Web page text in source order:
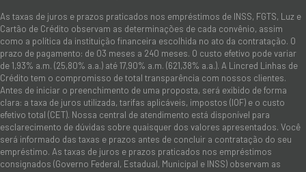
As taxas de juros e prazos praticados nos empréstimos de INSS, FGTS, Luz e
Cartão de Crédito observam as determinações de cada convênio, assim
como a política da instituição financeira escolhida no ato da contratação. O
prazo de pagamento: de 03 meses a 240 meses. O custo efetivo pode variar
de 1,93% a.m. (25,80% a.a.) até 17,90% a.m. (621,38% a.a.). A Lincred Linhas de
Crédito tem o compromisso de total transparência com nossos clientes.
Antes de iniciar o preenchimento de uma proposta, será exibido de forma
clara: a taxa de juros utilizada, tarifas aplicáveis, impostos (IOF) e o custo
efetivo total (CET). Nossa central de atendimento está disponível para
esclarecimento de dúvidas sobre quaisquer dos valores apresentados. Você
será informado das taxas e prazos antes de concluir a contratação do seu
empréstimo. As taxas de juros e prazos praticados nos empréstimos
consignados (Governo Federal, Estadual, Municipal e INSS) observam as